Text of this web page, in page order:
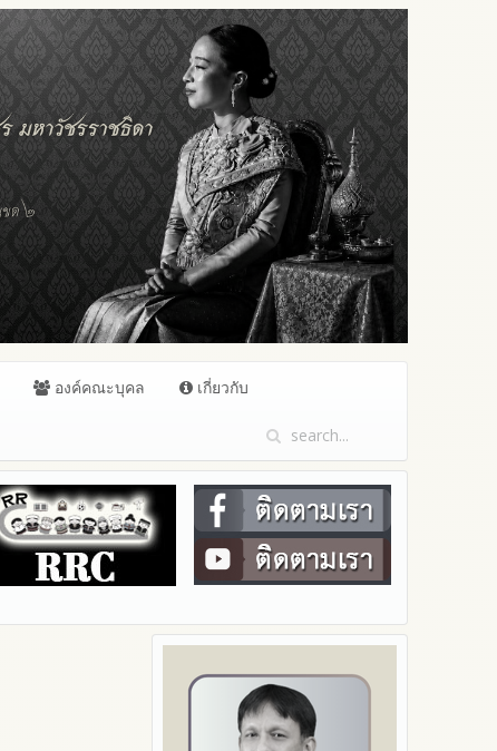
องค์คณะบุคล เกี่ยวกับ